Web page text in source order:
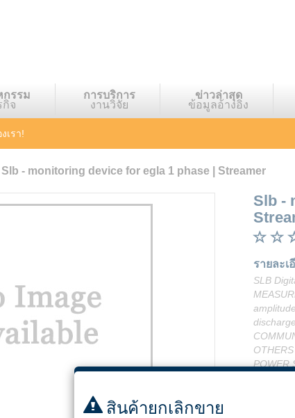
รรม
กิจ
การบริการ
งานวิจัย
ข่าวล่าสุด
ข้อมูลอ้างอิง
เรา!
Slb - monitoring device for egla 1 phase | Streamer
Slb -
รายละเ
SLB
POWER
สินค้ายกเลิกขาย